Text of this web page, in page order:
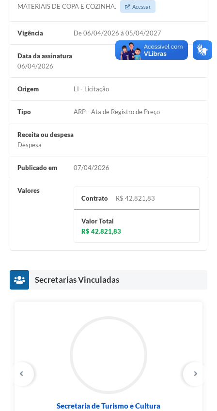
MATERIAIS DE COPA E COZINHA.
Acessar
Vigência De 06/04/2026 à 05/04/2027
Data da assinatura
06/04/2026
Origem LI - Licitação
Tipo ARP - Ata de Registro de Preço
Receita ou despesa
Despesa
Publicado em 07/04/2026
Valores
Contrato
R$ 42.821,83
Valor Total
R$ 42.821,83
Secretarias Vinculadas
Secretaria de Turismo e Cultura